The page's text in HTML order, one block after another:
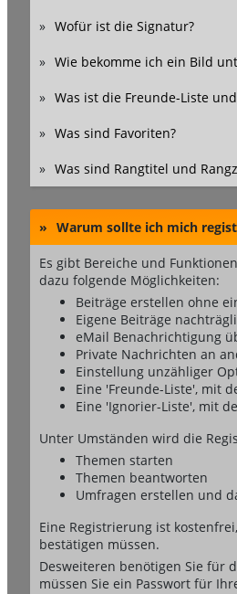
» Wofür ist die Signatur?
» Wie bekomme ich ein Bild
» Was ist die Freunde-Liste
» Was sind Favoriten?
» Was sind Rangtitel und
» Warum sollte ich mich
Es gibt Bereiche und
dazu folgende Möglichkeiten:
Beiträge erstellen ohne
Eigene Beiträge
eMail Benachrichtigung
Private Nachrichten an
Einstellung unzähliger
Eine 'Freunde-Liste', mit
Eine 'Ignorier-Liste', mit
Unter Umständen wird die
Themen starten
Themen beantworten
Umfragen erstellen und
Eine Registrierung ist
bestätigen müssen.
Desweiteren benötigen Sie für
müssen Sie ein Passwort für